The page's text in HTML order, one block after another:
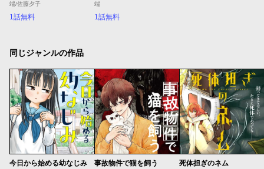
端/佐藤夕子
1話無料
端
1話無料
同じジャンルの作品
今日から始める幼なじみ 事故物件で猫を飼う 死体担ぎのネム